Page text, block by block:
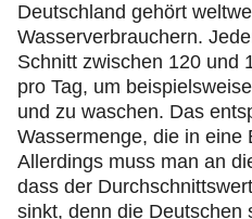
Deutschland gehört
Wasserverbrauchern.
Schnitt zwischen 120 und
pro Tag, um
und zu waschen. Das
Wassermenge, die in eine
Allerdings muss man an
dass der
sinkt, denn die Deutschen